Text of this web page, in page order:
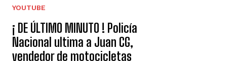
YOUTUBE
¡ DE ÚLTIMO MINUTO ! Policía
Nacional ultima a Juan CG,
vendedor de motocicletas